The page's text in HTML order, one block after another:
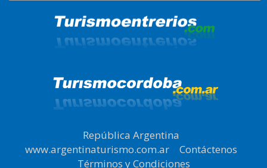
República Argentina
www.argentinaturismo.com.ar| Contáctenos
Términos y Condiciones